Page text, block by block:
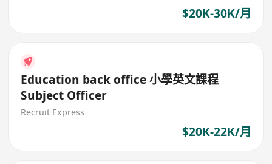
$20K-30K/月
Education back office 小學英文課程
Subject Officer
Recruit Express
$20K-22K/月